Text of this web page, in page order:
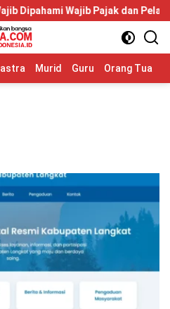
Wajib Pajak dan Pelaku
Murid Guru Orang Tua